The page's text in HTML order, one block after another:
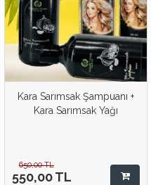
Kara Sarımsak Şampuanı +
Kara Sarımsak Yağı
650,00TL
550,00TL